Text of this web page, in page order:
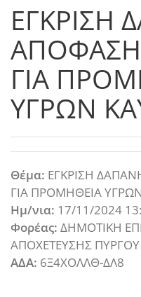
ΕΓΚΡΙΣΗ
ΑΠΟΦΑΣΗ
ΓΙΑ
ΥΓΡΩΝ
Θέμα: ΕΓΚΡΙΣΗ
ΓΙΑ ΠΡΟΜΗΘΕΙΑ
Ημ/νια: 17/11/2024
Φορέας: ΔΗΜΟΤΙΚΗ
ΑΠΟΧΕΤΕΥΣΗΣ ΠΥΡΓΟΥ
ΑΔΑ: 6Ξ4ΧΟΛΛΘ-ΔΛ8